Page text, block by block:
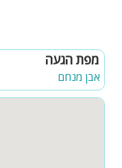
מפת הגעה
אבן מנחם